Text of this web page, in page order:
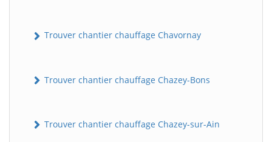
Trouver chantier chauffage Chavornay
Trouver chantier chauffage Chazey-Bons
Trouver chantier chauffage Chazey-sur-Ain